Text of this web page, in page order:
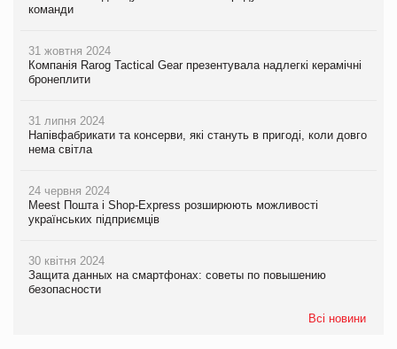
команди
31 жовтня 2024
Компанія Rarog Tactical Gear презентувала надлегкі керамічні
бронеплити
31 липня 2024
Напівфабрикати та консерви, які стануть в пригоді, коли довго
нема світла
24 червня 2024
Meest Пошта і Shop-Express розширюють можливості
українських підприємців
30 квітня 2024
Защита данных на смартфонах: советы по повышению
безопасности
Всі новини